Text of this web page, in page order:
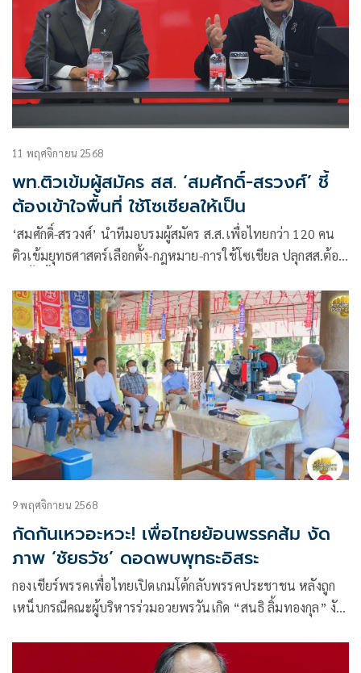
11 พฤศจิกายน 2568
พท.ติวเข้มผู้สมัคร สส. ‘สมศักดิ์-สรวงศ์’ ชี้
ต้องเข้าใจพื้นที่ ใช้โซเชียลให้เป็น
‘สมศักดิ์-สรวงศ์’ นำทีมอบรมผู้สมัคร ส.ส.เพื่อไทยกว่า 120 คน
ติวเข้มยุทธศาสตร์เลือกตั้ง-กฎหมาย-การใช้โซเชียล ปลุกสส.ต้อง
9 พฤศจิกายน 2568
กัดกันเหวอะหวะ! เพื่อไทยย้อนพรรคส้ม งัด
ภาพ ‘ชัยธวัช’ ดอดพบพุทธะอิสระ
กองเชียร์พรรคเพื่อไทยเปิดเกมโต้กลับพรรคประชาชน หลังถูก
เหน็บกรณีคณะผู้บริหารร่วมอวยพรวันเกิด “สนธิ ลิ้มทองกุล” งัด
อิสระ” พร้อมข้อความย้ำเป็นแค่มารยาททางการเมือง ไม่ได้ยก